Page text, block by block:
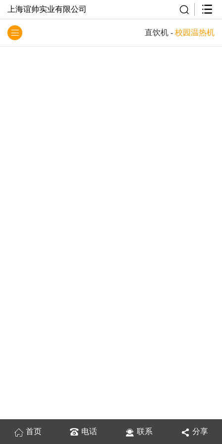
上海谊帅实业有限公司
直饮机 - 校园温热机
首页 电话 联系 分享